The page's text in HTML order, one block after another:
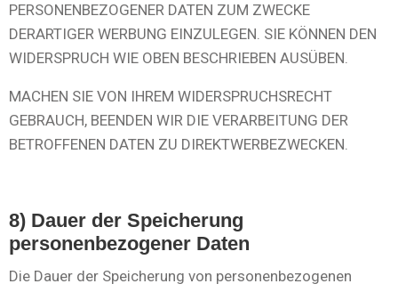
PERSONENBEZOGENER DATEN ZUM ZWECKE
DERARTIGER WERBUNG EINZULEGEN. SIE KÖNNEN DEN
WIDERSPRUCH WIE OBEN BESCHRIEBEN AUSÜBEN.
MACHEN SIE VON IHREM WIDERSPRUCHSRECHT
GEBRAUCH, BEENDEN WIR DIE VERARBEITUNG DER
BETROFFENEN DATEN ZU DIREKTWERBEZWECKEN.
8) Dauer der Speicherung
personenbezogener Daten
Die Dauer der Speicherung von personenbezogenen